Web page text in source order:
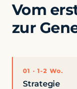
Vom
zur
01 · 1-2 Wo.
Strategie